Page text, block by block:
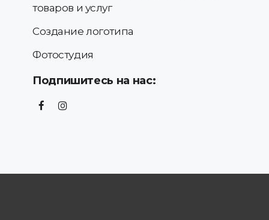
товаров и услуг
Создание логотипа
Фотостудия
Подпишитесь на нас: